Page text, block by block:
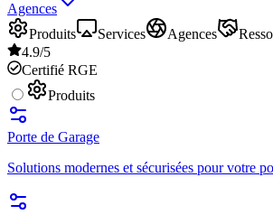
Agences
Produits
Services Agences
4.9/5
Certifié RGE
Produits
Porte de Garage
Solutions modernes et sécurisées pour votre